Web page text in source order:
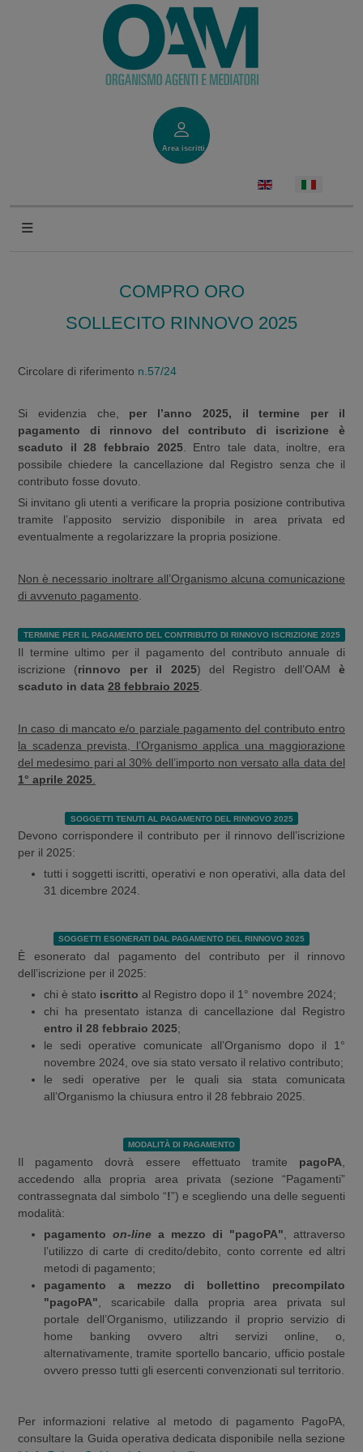
Area iscritti
COMPRO ORO
SOLLECITO RINNOVO 2025
Circolare di riferimento n.57/24
Si evidenzia che, per l’anno 2025, il termine per il
pagamento di rinnovo del contributo di iscrizione è
scaduto il 28 febbraio 2025. Entro tale data, inoltre, era
possibile chiedere la cancellazione dal Registro senza che il
contributo fosse dovuto.
Si invitano gli utenti a verificare la propria posizione contributiva
tramite l’apposito servizio disponibile in area privata ed
eventualmente a regolarizzare la propria posizione.
Non è necessario inoltrare all’Organismo alcuna comunicazione
di avvenuto pagamento
TERMINE PER IL PAGAMENTO DEL CONTRIBUTO DI RINNOVO ISCRIZIONE 2025
Il termine ultimo per il pagamento del contributo annuale di
iscrizione (rinnovo per il 2025) del Registro dell’OAM è
scaduto in data 28 febbraio 2025
In caso di mancato e/o parziale pagamento del contributo entro
la scadenza prevista, l’Organismo applica una maggiorazione
del medesimo pari al 30% dell’importo non versato alla data del
1° aprile 2025
SOGGETTI TENUTI AL PAGAMENTO DEL RINNOVO 2025
Devono corrispondere il contributo per il rinnovo dell’iscrizione
per il 2025:
tutti i soggetti iscritti, operativi e non operativi, alla data del
31 dicembre 2024.
SOGGETTI ESONERATI DAL PAGAMENTO DEL RINNOVO 2025
È esonerato dal pagamento del contributo per il rinnovo
dell’iscrizione per il 2025:
chi è stato iscritto al Registro dopo il 1° novembre 2024;
chi ha presentato istanza di cancellazione dal Registro
entro il 28 febbraio 2025;
le sedi operative comunicate all’Organismo dopo il 1°
novembre 2024, ove sia stato versato il relativo contributo;
le sedi operative per le quali sia stata comunicata
all’Organismo la chiusura entro il 28 febbraio 2025.
MODALITÀ DI PAGAMENTO
Il pagamento dovrà essere effettuato tramite pagoPA
accedendo alla propria area privata (sezione “Pagamenti”
contrassegnata dal simbolo “!”) e scegliendo una delle seguenti
modalità:
pagamento on-line a mezzo di "pagoPA" , attraverso
l’utilizzo di carte di credito/debito, conto corrente ed altri
metodi di pagamento;
pagamento a mezzo di bollettino precompilato
"pagoPA" , scaricabile dalla propria area privata sul
portale dell’Organismo, utilizzando il proprio servizio di
home banking ovvero altri servizi online, o,
alternativamente, tramite sportello bancario, ufficio postale
ovvero presso tutti gli esercenti convenzionati sul territorio.
Per informazioni relative al metodo di pagamento PagoPA,
consultare la Guida operativa dedicata disponibile nella sezione